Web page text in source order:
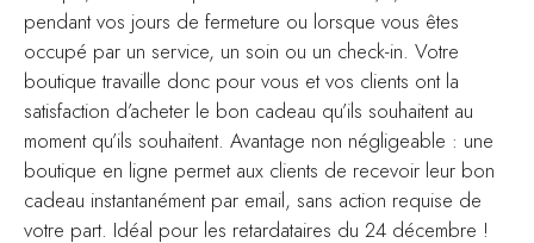
pendant vos jours de fermeture ou lorsque vous êtes
occupé par un service, un soin ou un check-in. Votre
boutique travaille donc pour vous et vos clients ont la
satisfaction d’acheter le bon cadeau qu’ils souhaitent au
moment qu’ils souhaitent. Avantage non négligeable : une
boutique en ligne permet aux clients de recevoir leur bon
cadeau instantanément par email, sans action requise de
votre part. Idéal pour les retardataires du 24 décembre !